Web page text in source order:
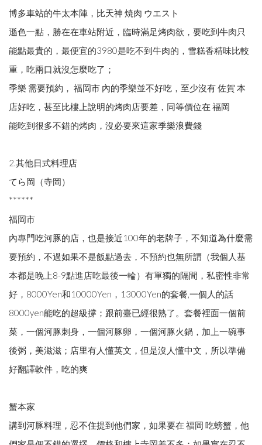
博多車站的牛太本陣，比天神 焼肉 ウエスト
遜色一點，勝在在車站附近，臨時滿足烤肉欲，要吃到牛肉只
能點最貴的，最便宜的3980是吃不到牛肉的，雪糕香精味比較
重，吃兩口就沒怎麼吃了；
季樂 需要預約， 福岡市 內的季樂並不好吃，至少沒有 佐賀 本
店好吃，甚至比樓上說明的烤肉店要差，同等價位在 福岡
能吃到很多不錯的烤肉，沒必要來這家季樂浪費錢
2.其他日式料理店
てら岡（寺岡）
******
福岡市
內專門吃河豚的店，也是接近100年的老牌子，不知道為什麼需
要預約，不過如果不是飯點過去，不預約也無所謂（我個人基
本都是晚上8-9點進店吃最後一輪）有單獨的隔間，私密性非常
好，8000Yen和10000Yen，13000Yen的套餐,一個人的話
8000yen能吃的超級撐；跟前臺已經很熟了。套餐裡面一個前
菜，一個河豚刺身，一個河豚卵，一個河豚火鍋，加上一碗事
後粥，美滋滋；店里有人懂英文，但是沒人懂中文，所以準備
好翻譯軟件，吃的爽
蟹本家
講到河豚料理，忍不住提到他們家，如果要在 福岡 吃螃蟹，他